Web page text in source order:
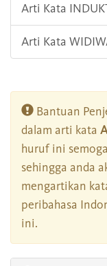
Arti Kata
Arti Kata
Bantuan
dalam arti kata
huruf ini
sehingga anda
mengartikan
peribahasa
ini.